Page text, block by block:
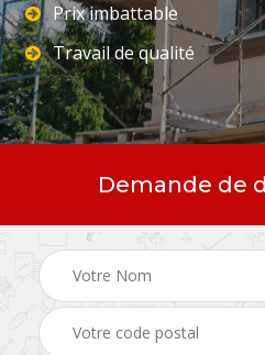
Prix imbattable
Travail de qualité
Demande de